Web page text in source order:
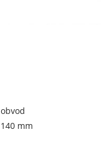
obvod
140 mm